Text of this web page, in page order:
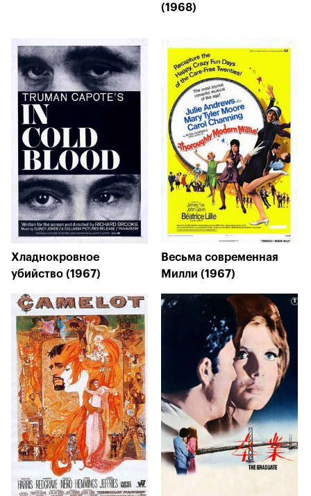
(1968)
Хладнокровное
убийство (1967)
Весьма современная
Милли (1967)